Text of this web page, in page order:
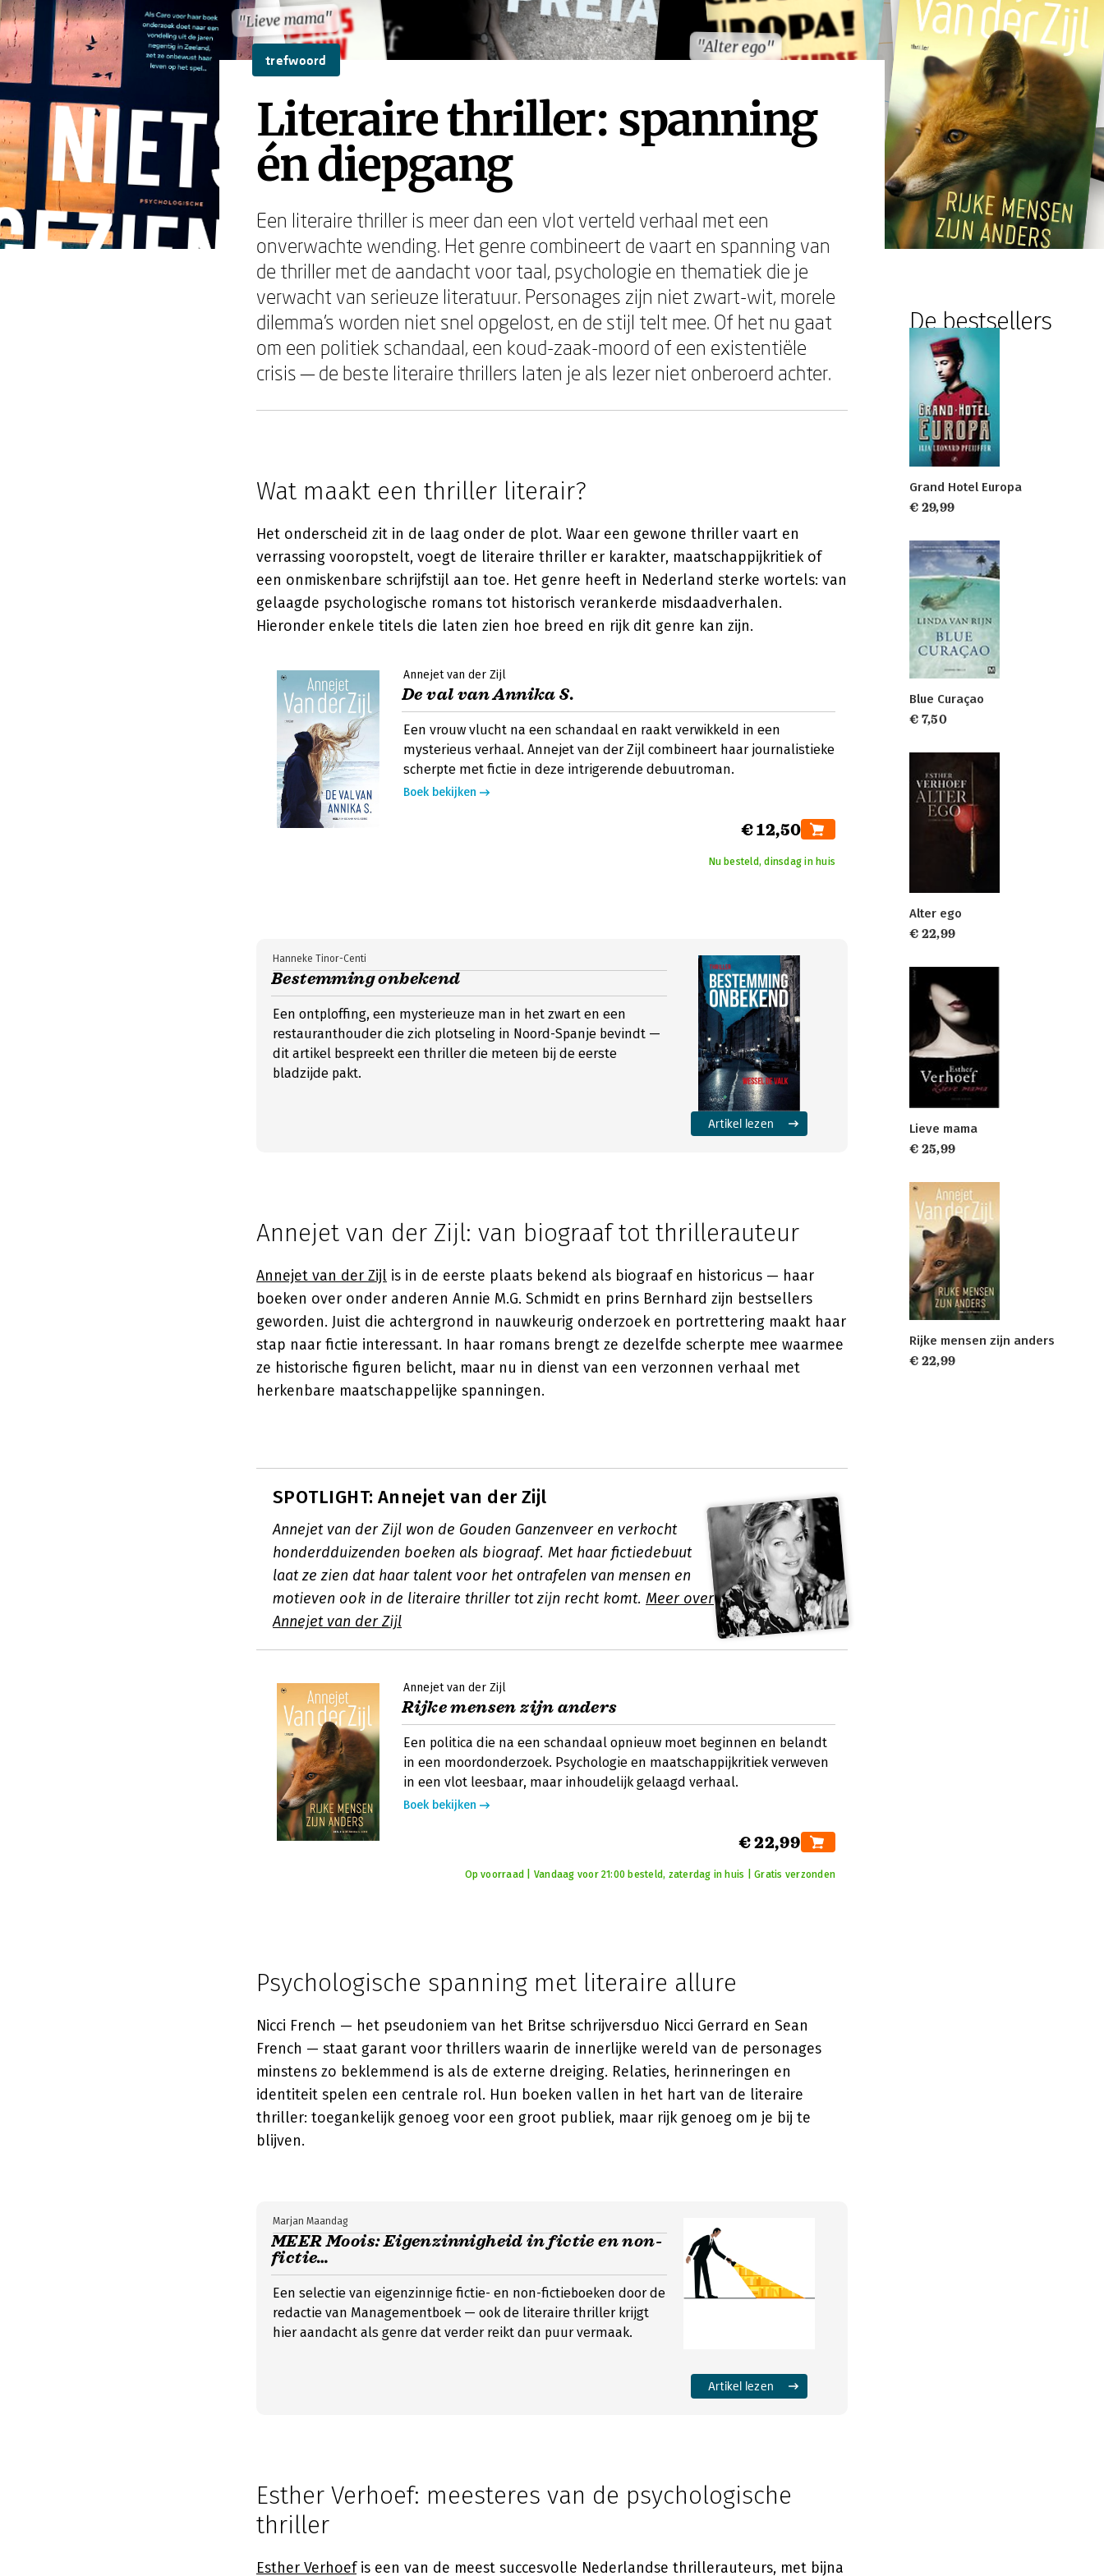
"Lieve mama"
"Alter ego"
"Lieve mama"
"Alter ego"
trefwoord
Literaire thriller: spanning
én diepgang
Een literaire thriller is meer dan een vlot verteld verhaal met een
onverwachte wending. Het genre combineert de vaart en spanning van
de thriller met de aandacht voor taal, psychologie en thematiek die je
verwacht van serieuze literatuur. Personages zijn niet zwart-wit, morele
dilemma's worden niet snel opgelost, en de stijl telt mee. Of het nu gaat
om een politiek schandaal, een koud-zaak-moord of een existentiële
crisis — de beste literaire thrillers laten je als lezer niet onberoerd achter.
Wat maakt een thriller literair?
Het onderscheid zit in de laag onder de plot. Waar een gewone thriller vaart en
verrassing vooropstelt, voegt de literaire thriller er karakter, maatschappijkritiek of
een onmiskenbare schrijfstijl aan toe. Het genre heeft in Nederland sterke wortels: van
gelaagde psychologische romans tot historisch verankerde misdaadverhalen.
Hieronder enkele titels die laten zien hoe breed en rijk dit genre kan zijn.
Annejet van der Zijl
De val van Annika S.
Een vrouw vlucht na een schandaal en raakt verwikkeld in een
mysterieus verhaal. Annejet van der Zijl combineert haar journalistieke
scherpte met fictie in deze intrigerende debuutroman.
Boek bekijken
€ 12,50
Nu besteld, dinsdag in huis
Bestemming onbekend
Hanneke Tinor-Centi
Een ontploffing, een mysterieuze man in het zwart en een
restauranthouder die zich plotseling in Noord-Spanje bevindt —
dit artikel bespreekt een thriller die meteen bij de eerste
bladzijde pakt.
Artikel lezen
Annejet van der Zijl: van biograaf tot thrillerauteur
Annejet van der Zijl is in de eerste plaats bekend als biograaf en historicus — haar
boeken over onder anderen Annie M.G. Schmidt en prins Bernhard zijn bestsellers
geworden. Juist die achtergrond in nauwkeurig onderzoek en portrettering maakt haar
stap naar fictie interessant. In haar romans brengt ze dezelfde scherpte mee waarmee
ze historische figuren belicht, maar nu in dienst van een verzonnen verhaal met
herkenbare maatschappelijke spanningen.
SPOTLIGHT: Annejet van der Zijl
Annejet van der Zijl won de Gouden Ganzenveer en verkocht
honderdduizenden boeken als biograaf. Met haar fictiedebuut
laat ze zien dat haar talent voor het ontrafelen van mensen en
motieven ook in de literaire thriller tot zijn recht komt. Meer over
Annejet van der Zijl
Annejet van der Zijl
Rijke mensen zijn anders
Een politica die na een schandaal opnieuw moet beginnen en belandt
in een moordonderzoek. Psychologie en maatschappijkritiek verweven
in een vlot leesbaar, maar inhoudelijk gelaagd verhaal.
Boek bekijken
€ 22,99
Op voorraad | Vandaag voor 21:00 besteld, zaterdag in huis | Gratis verzonden
Psychologische spanning met literaire allure
Nicci French — het pseudoniem van het Britse schrijversduo Nicci Gerrard en Sean
French — staat garant voor thrillers waarin de innerlijke wereld van de personages
minstens zo beklemmend is als de externe dreiging. Relaties, herinneringen en
identiteit spelen een centrale rol. Hun boeken vallen in het hart van de literaire
thriller: toegankelijk genoeg voor een groot publiek, maar rijk genoeg om je bij te
blijven.
MEER Moois: Eigenzinnigheid in fictie en non-
fictie…
Marjan Maandag
Een selectie van eigenzinnige fictie- en non-fictieboeken door de
redactie van Managementboek — ook de literaire thriller krijgt
hier aandacht als genre dat verder reikt dan puur vermaak.
Artikel lezen
Esther Verhoef: meesteres van de psychologische
thriller
Esther Verhoefis een van de meest succesvolle Nederlandse thrillerauteurs, met bijna
De bestsellers
Grand Hotel Europa
€ 29,99
Blue Curaçao
€ 7,50
Alter ego
€ 22,99
Lieve mama
€ 25,99
Rijke mensen zijn anders
€ 22,99